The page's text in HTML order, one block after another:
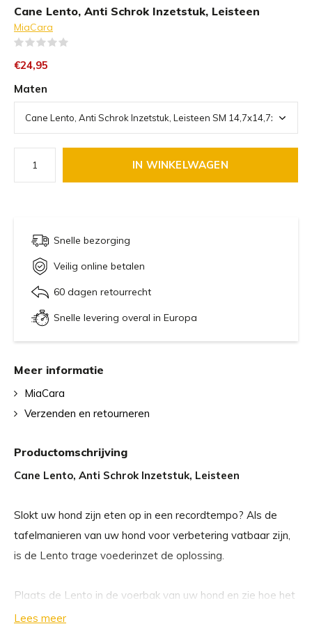
Cane Lento, Anti Schrok Inzetstuk, Leisteen
MiaCara
€24,95
Maten
IN WINKELWAGEN
Snelle bezorging
Veilig online betalen
60 dagen retourrecht
Snelle levering overal in Europa
Productomschrijving
Cane Lento, Anti Schrok Inzetstuk, Leisteen
Slokt uw hond zijn eten op in een recordtempo? Als de
tafelmanieren van uw hond voor verbetering vatbaar zijn,
is de Lento trage voederinzet de oplossing.
Plaats de Lento in de voerbak van uw hond en zie hoe het
voorkomt dat uw hond grote hoeveelheden voedsel naar
Lees meer
Meer informatie
MiaCara
Verzenden en retourneren